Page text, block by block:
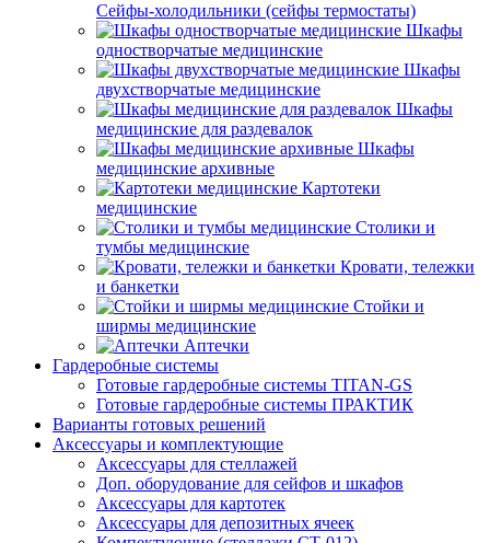
Сейфы-холодильники (сейфы термостаты)
Шкафы
одностворчатые медицинские
Шкафы
двухстворчатые медицинские
Шкафы
медицинские для раздевалок
Шкафы
медицинские архивные
Картотеки
медицинские
Столики и
тумбы медицинские
Кровати, тележки
и банкетки
Стойки и
ширмы медицинские
Аптечки
Гардеробные системы
Готовые гардеробные системы TITAN-GS
Готовые гардеробные системы ПРАКТИК
Варианты готовых решений
Аксессуары и комплектующие
Аксессуары для стеллажей
Доп. оборудование для сейфов и шкафов
Аксессуары для картотек
Аксессуары для депозитных ячеек